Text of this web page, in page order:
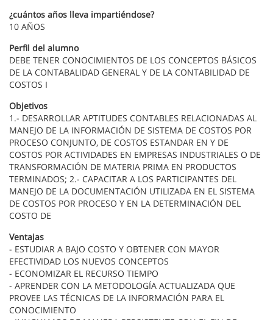
¿cuántos años lleva impartiéndose?
10 AÑOS
Perfil del alumno
DEBE TENER CONOCIMIENTOS DE LOS CONCEPTOS BÁSICOS
DE LA CONTABALIDAD GENERAL Y DE LA CONTABILIDAD DE
COSTOS I
Objetivos
1.- DESARROLLAR APTITUDES CONTABLES RELACIONADAS AL
MANEJO DE LA INFORMACIÓN DE SISTEMA DE COSTOS POR
PROCESO CONJUNTO, DE COSTOS ESTANDAR EN Y DE
COSTOS POR ACTIVIDADES EN EMPRESAS INDUSTRIALES O DE
TRANSFORMACIÓN DE MATERIA PRIMA EN PRODUCTOS
TERMINADOS; 2.- CAPACITAR A LOS PARTICIPANTES DEL
MANEJO DE LA DOCUMENTACIÓN UTILIZADA EN EL SISTEMA
DE COSTOS POR PROCESO Y EN LA DETERMINACIÓN DEL
COSTO DE
Ventajas
- ESTUDIAR A BAJO COSTO Y OBTENER CON MAYOR
EFECTIVIDAD LOS NUEVOS CONCEPTOS
- ECONOMIZAR EL RECURSO TIEMPO
- APRENDER CON LA METODOLOGÍA ACTUALIZADA QUE
PROVEE LAS TÉCNICAS DE LA INFORMACIÓN PARA EL
CONOCIMIENTO